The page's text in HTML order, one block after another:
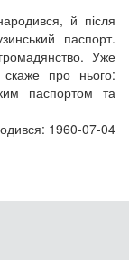
й після
паспорт.
Уже
скаже про нього:
паспортом та
1960-07-04